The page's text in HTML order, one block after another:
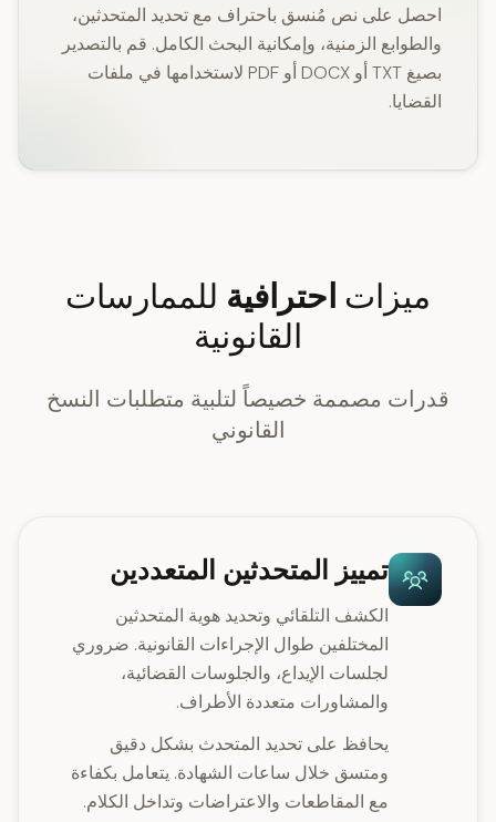
احصل على نص مُنسق باحتراف مع تحديد المتحدثين،
والطوابع الزمنية، وإمكانية البحث الكامل. قم بالتصدير
بصيغ TXT أو DOCX أو PDF لاستخدامها في ملفات
القضايا.
ميزات احترافية للممارسات
القانونية
قدرات مصممة خصيصاً لتلبية متطلبات النسخ
القانوني
تمييز المتحدثين المتعددين
الكشف التلقائي وتحديد هوية المتحدثين
المختلفين طوال الإجراءات القانونية. ضروري
لجلسات الإيداع، والجلوسات القضائية،
والمشاورات متعددة الأطراف.
يحافظ على تحديد المتحدث بشكل دقيق
ومتسق خلال ساعات الشهادة. يتعامل بكفاءة
مع المقاطعات والاعتراضات وتداخل الكلام.